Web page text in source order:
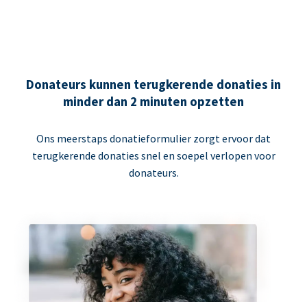
Donateurs kunnen terugkerende donaties in
minder dan 2 minuten opzetten
Ons meerstaps donatieformulier zorgt ervoor dat
terugkerende donaties snel en soepel verlopen voor
donateurs.